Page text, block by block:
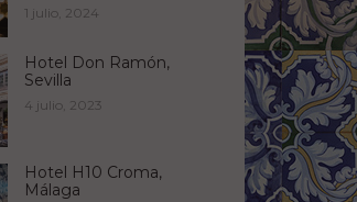
1 julio, 2024
Hotel Don Ramón,
Sevilla
4 julio, 2023
Hotel H10 Croma,
Málaga